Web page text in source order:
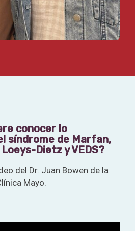
conocer lo
síndrome de Marfan,
Dietz y VEDS?
del Dr. Juan Bowen de la
Mayo.